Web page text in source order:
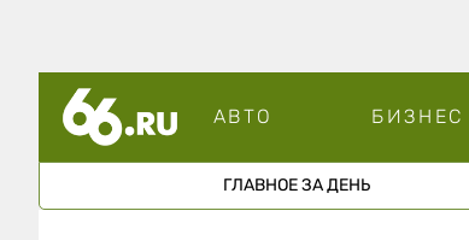
АВТО БИЗНЕС
ГЛАВНОЕ ЗА ДЕНЬ